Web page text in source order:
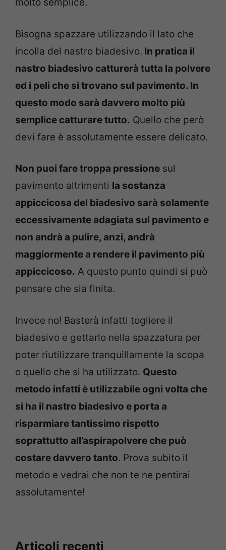
molto semplice.
Bisogna spazzare utilizzando il lato che
incolla del nastro biadesivo. In pratica il
nastro biadesivo catturerà tutta la polvere
ed i peli che si trovano sul pavimento. In
questo modo sarà davvero molto più
semplice catturare tutto. Quello che però
devi fare è assolutamente essere delicato.
Non puoi fare troppa pressione sul
pavimento altrimenti la sostanza
appiccicosa del biadesivo sarà solamente
eccessivamente adagiata sul pavimento e
non andrà a pulire, anzi, andrà
maggiormente a rendere il pavimento più
appiccicoso. A questo punto quindi si può
pensare che sia finita.
Invece no! Basterà infatti togliere il
biadesivo e gettarlo nella spazzatura per
poter riutilizzare tranquillamente la scopa
o quello che si ha utilizzato. Questo
metodo infatti è utilizzabile ogni volta che
si ha il nastro biadesivo e porta a
risparmiare tantissimo rispetto
soprattutto all’aspirapolvere che può
costare davvero tanto. Prova subito il
metodo e vedrai che non te ne pentirai
assolutamente!
Articoli recenti